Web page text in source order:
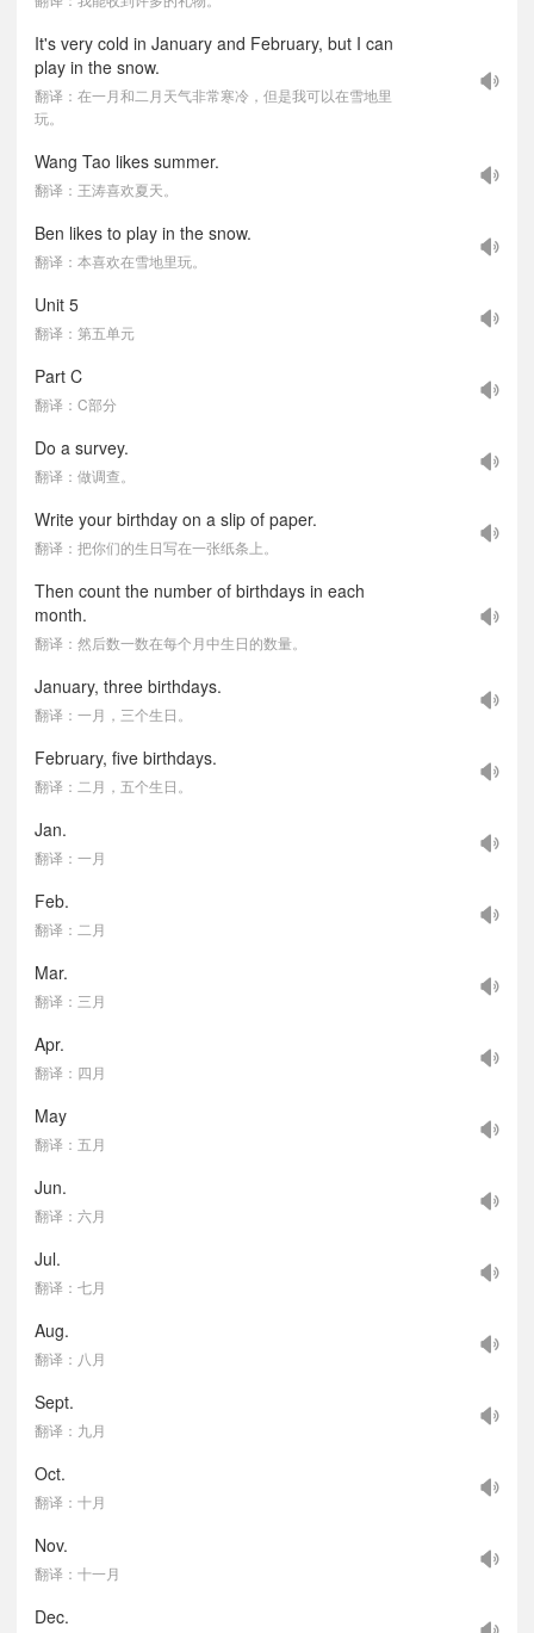
It's very cold in January and February, but I can
play in the snow.
翻译：在一月和二月天气非常寒冷，但是我可以在雪地里
玩。
Wang Tao likes summer.
翻译：王涛喜欢夏天。
Ben likes to play in the snow.
翻译：本喜欢在雪地里玩。
Unit 5
翻译：第五单元
Part C
翻译：C部分
Do a survey.
翻译：做调查。
Write your birthday on a slip of paper.
翻译：把你们的生日写在一张纸条上。
Then count the number of birthdays in each
month.
翻译：然后数一数在每个月中生日的数量。
January, three birthdays.
翻译：一月，三个生日。
February, five birthdays.
翻译：二月，五个生日。
Jan.
翻译：一月
Feb.
翻译：二月
Mar.
翻译：三月
Apr.
翻译：四月
May
翻译：五月
Jun.
翻译：六月
Jul.
翻译：七月
Aug.
翻译：八月
Sept.
翻译：九月
Oct.
翻译：十月
Nov.
翻译：十一月
Dec.